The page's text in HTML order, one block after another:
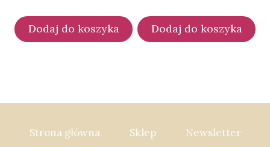
można
wybrać
Dodaj do koszyka Dodaj do koszyka
Strona główna Sklep
Newsletter